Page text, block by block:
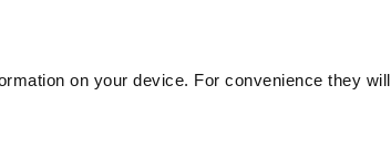
on your device. For convenience they will